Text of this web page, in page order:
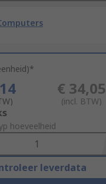
€ 34,05
(incl. BTW)
hoeveelheid
leverdata